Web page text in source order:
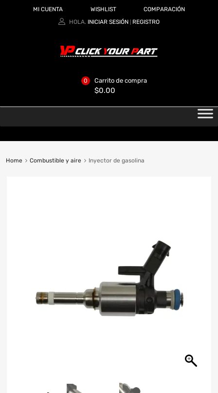
MI CUENTA WISHLIST
COMPARACIÓN
HOLA. INICIAR SESIÓN REGISTRO
Carrito de compra
$0.00
0
Home Combustible y aire Inyector de gasolina